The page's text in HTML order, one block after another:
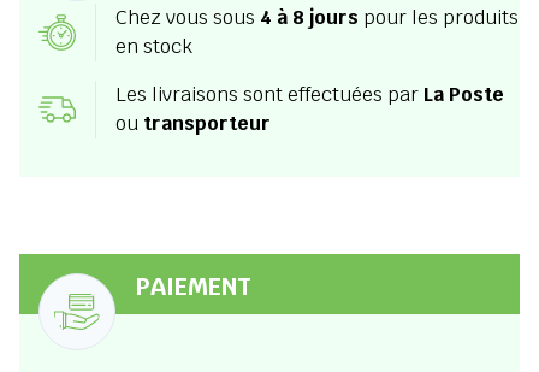
Chez vous sous 4 à 8 jours pour les produits
en stock
Les livraisons sont effectuées par La Poste
ou transporteur
PAIEMENT